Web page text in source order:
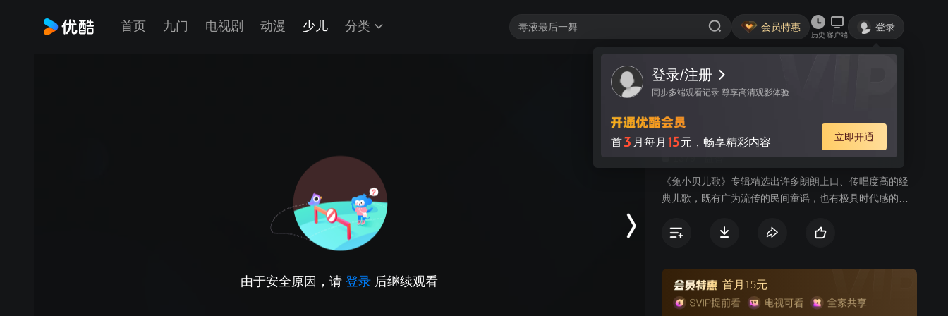
首页 九门 电视剧 动漫 少儿 分类 会员特惠
历史 客户端
登录
登录/注册
同步多端观看记录 尊享高清观影体验
首3 月每月 15元，畅享精彩内容 立即开通
由于安全原因，请 登录 后继续观看
视频 讨论
兔小贝儿歌
《兔小贝儿歌》专辑精选出许多朗朗上口、传唱度高的经
典儿歌，既有广为流传的民间童谣，也有极具时代感的原
手们童稚的嗓音为大家带来全新的儿歌世界。《兔小贝儿
儿童健康向上的精神风貌，让儿童感受到欢乐的音乐氛
围，还能从歌曲中学习语言，培养美感，启发益智，增长
首月15元